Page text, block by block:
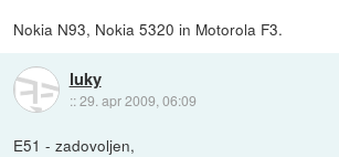
Nokia N93, Nokia 5320 in Motorola F3.
luky
::29. apr 2009, 06:09
E51 - zadovoljen,